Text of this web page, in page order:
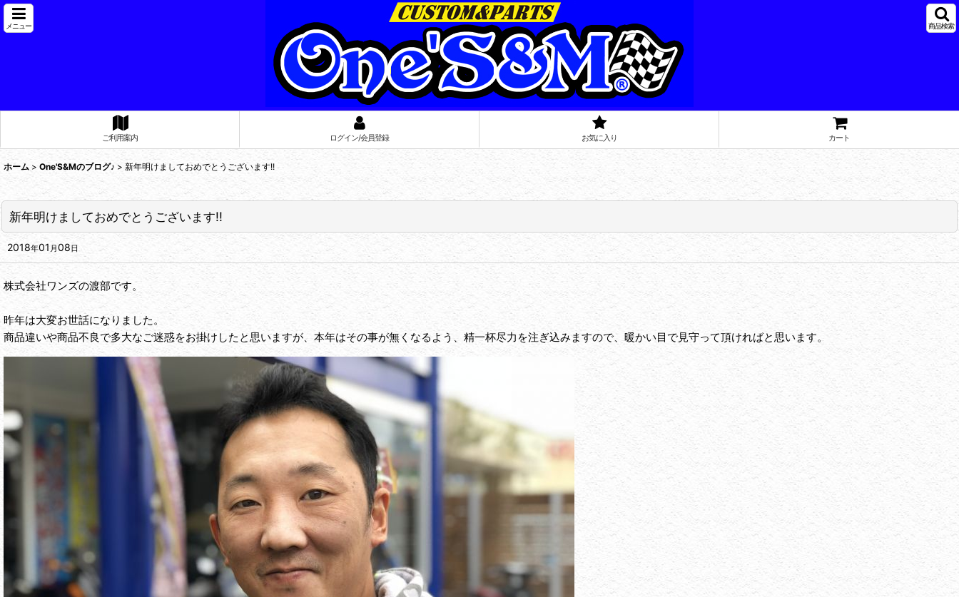
メニュー 商品検索
ご利用案内 ログイン/会員登録 お気に入り カート
ホーム > One'S&Mのブログ♪ > 新年明けましておめでとうございます!!
新年明けましておめでとうございます!!
2018年01 月08日
株式会社ワンズの渡部です。
昨年は大変お世話になりました。
商品違いや商品不良で多大なご迷惑をお掛けしたと思いますが、本年はその事が無くなるよう、精一杯尽力を注ぎ込みますので、暖かい目で見守って頂ければと思います。